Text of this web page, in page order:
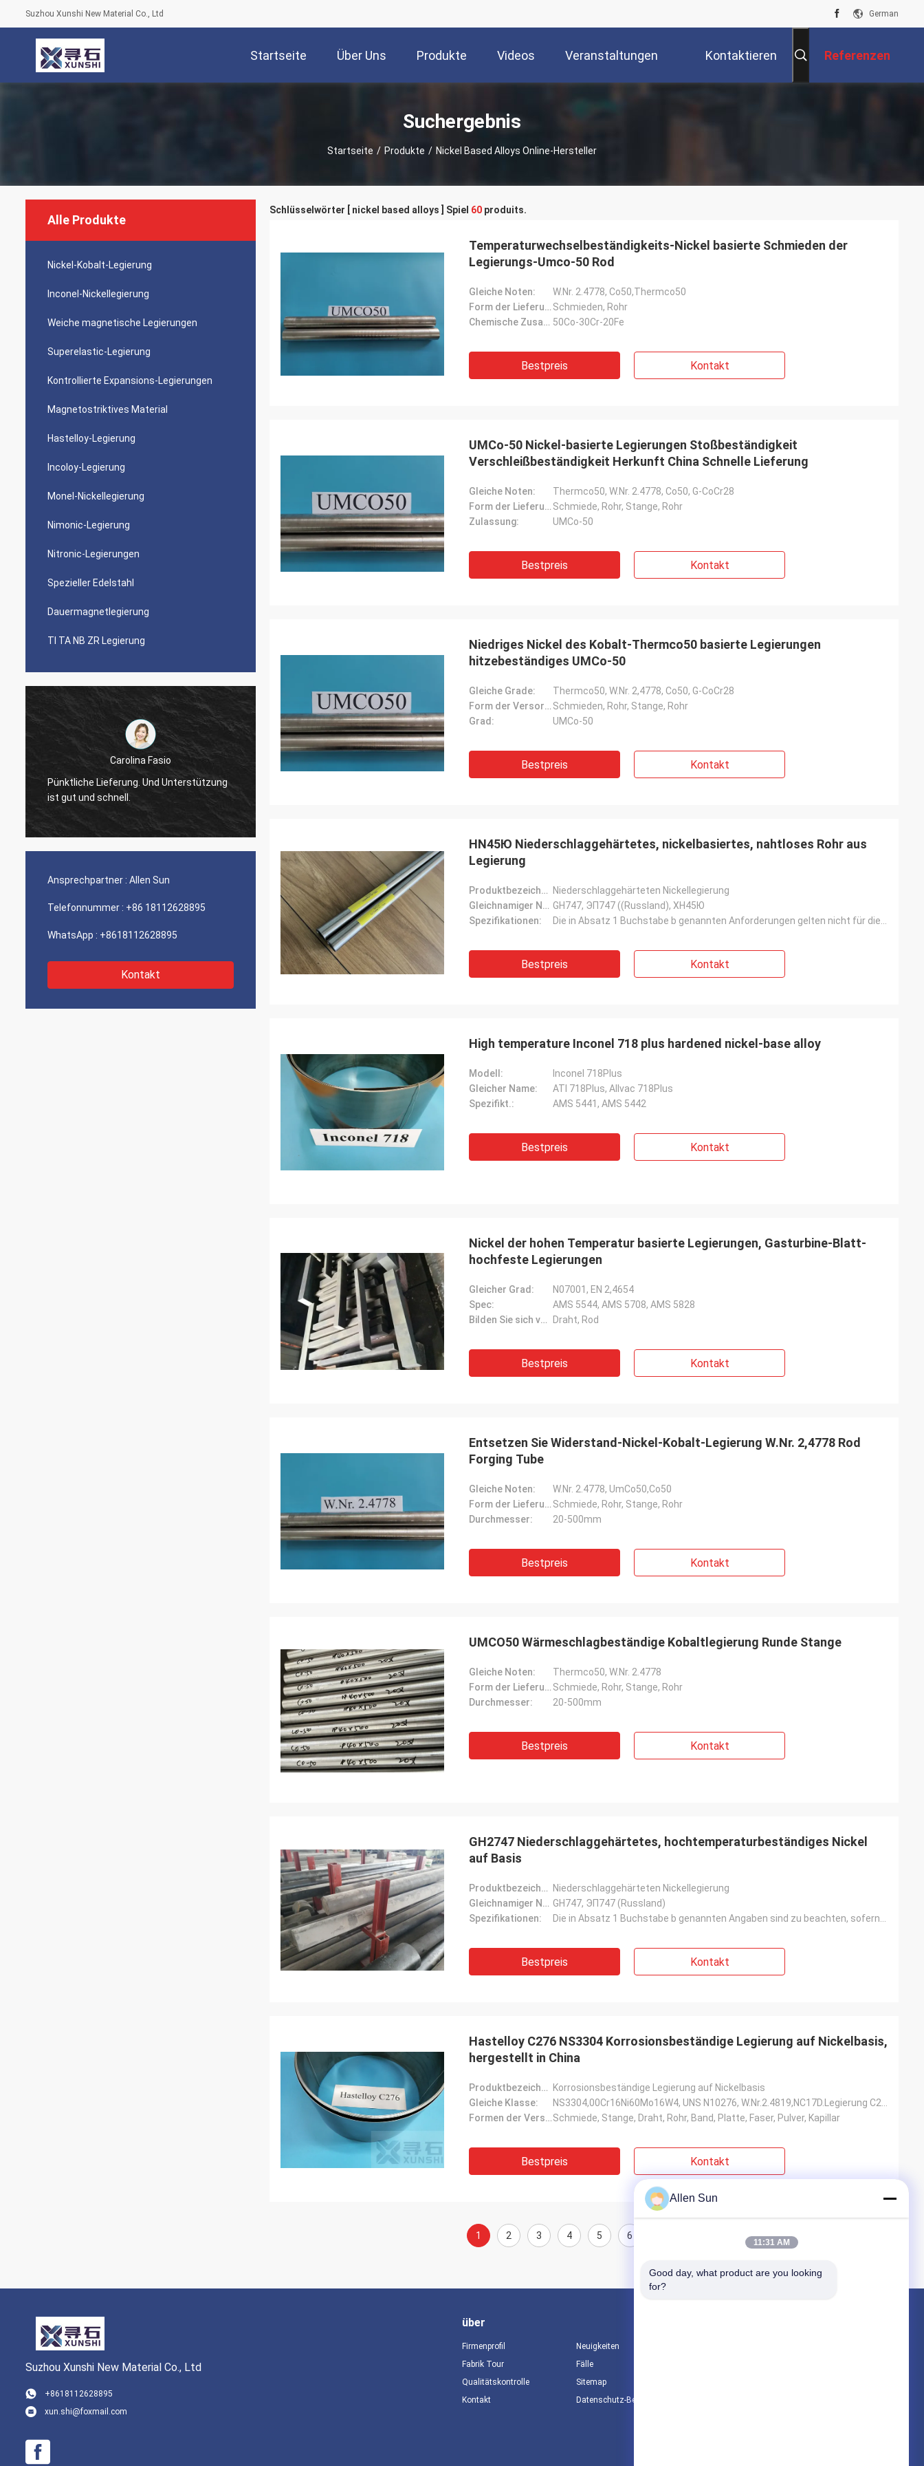
Suzhou Xunshi New Material Co., Ltd German
Startseite Über Uns Produkte Videos Veranstaltungen Kontaktieren Referenzen
Suchergebnis
Startseite / Produkte / Nickel Based Alloys Online-Hersteller
Alle Produkte
Nickel-Kobalt-Legierung
Inconel-Nickellegierung
Weiche magnetische Legierungen
Superelastic-Legierung
Kontrollierte Expansions-Legierungen
Magnetostriktives Material
Hastelloy-Legierung
Incoloy-Legierung
Monel-Nickellegierung
Nimonic-Legierung
Nitronic-Legierungen
Spezieller Edelstahl
Dauermagnetlegierung
TI TA NB ZR Legierung
Carolina Fasio
Pünktliche Lieferung. Und Unterstützung
ist gut und schnell.
Daniel-weree
Sind geschäftliche Beziehungen für 3
Ansprechpartner : Allen Sun
Telefonnummer : +86 18112628895
WhatsApp : +8618112628895
Kontakt
Schlüsselwörter [ nickel based alloys ] Spiel 60 produits.
Temperaturwechselbeständigkeits-Nickel basierte Schmieden der
Legierungs-Umco-50 Rod
Gleiche Noten:
W.Nr. 2.4778, Co50,Thermco50
Form der Lieferung: Schmieden, Rohr
Chemische Zusammensetzung: 50Co-30Cr-20Fe
Bestpreis Kontakt
UMCo-50 Nickel-basierte Legierungen Stoßbeständigkeit
Verschleißbeständigkeit Herkunft China Schnelle Lieferung
Gleiche Noten:
Thermco50, W.Nr. 2.4778, Co50, G-CoCr28
Form der Lieferung: Schmiede, Rohr, Stange, Rohr
Zulassung:
UMCo-50
Bestpreis Kontakt
Niedriges Nickel des Kobalt-Thermco50 basierte Legierungen
hitzebeständiges UMCo-50
Gleiche Grade:
Thermco50, W.Nr. 2,4778, Co50, G-CoCr28
Form der Versorgung: Schmieden, Rohr, Stange, Rohr
Grad:
UMCo-50
Bestpreis Kontakt
HN45Ю Niederschlaggehärtetes, nickelbasiertes, nahtloses Rohr aus
Legierung
Produktbezeichnung:
Niederschlaggehärteten Nickellegierung
Gleichnamiger Name: GH747, ЭП747 ((Russland), ХН45Ю
Spezifikationen:
Bestpreis Kontakt
High temperature Inconel 718 plus hardened nickel-base alloy
Modell:
Inconel 718Plus
Gleicher Name:
ATI 718Plus, Allvac 718Plus
Spezifikt.:
AMS 5441, AMS 5442
Bestpreis Kontakt
Nickel der hohen Temperatur basierte Legierungen, Gasturbine-Blatt-
hochfeste Legierungen
Gleicher Grad:
N07001, EN 2,4654
Spec:
AMS 5544, AMS 5708, AMS 5828
Bilden Sie sich von der Versorgung:
Draht, Rod
Bestpreis Kontakt
Entsetzen Sie Widerstand-Nickel-Kobalt-Legierung W.Nr. 2,4778 Rod
Forging Tube
Gleiche Noten:
W.Nr. 2.4778, UmCo50,Co50
Form der Lieferung: Schmiede, Rohr, Stange, Rohr
Durchmesser:
20-500mm
Bestpreis Kontakt
UMCO50 Wärmeschlagbeständige Kobaltlegierung Runde Stange
Gleiche Noten:
Thermco50, W.Nr. 2.4778
Form der Lieferung: Schmiede, Rohr, Stange, Rohr
Durchmesser:
20-500mm
Bestpreis Kontakt
GH2747 Niederschlaggehärtetes, hochtemperaturbeständiges Nickel
auf Basis
Produktbezeichnung:
Niederschlaggehärteten Nickellegierung
Gleichnamiger Name: GH747, ЭП747 (Russland)
Spezifikationen:
Bestpreis Kontakt
Hastelloy C276 NS3304 Korrosionsbeständige Legierung auf Nickelbasis,
hergestellt in China
Produktbezeichnung:
Korrosionsbeständige Legierung auf Nickelbasis
Gleiche Klasse:
Formen der Versorgung:Schmiede, Stange, Draht, Rohr, Band, Platte, Faser, Pulver, Kapillar
Bestpreis Kontakt
1 2 3 4 5 6
Suzhou Xunshi New Material Co., Ltd
+8618112628895
xun.shi@foxmail.com
über
Firmenprofil
Fabrik Tour
Qualitätskontrolle
Kontakt
Neuigkeiten
Fälle
Sitemap
Datenschutz-Bestimmungen
Allen Sun
11:31 AM
Good day, what product are you looking
for?